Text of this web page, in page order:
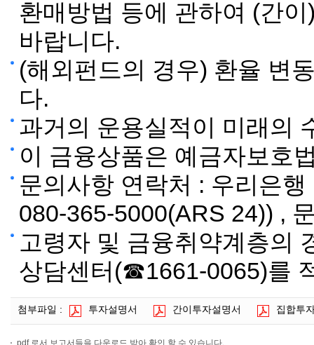
환매방법 등에 관하여 (간
바랍니다.
(해외펀드의 경우) 환율 변
다.
과거의 운용실적이 미래의
이 금융상품은 예금자보호
문의사항 연락처 : 우리은
080-365-5000(ARS 24)) ,
고령자 및 금융취약계층의
상담센터(☎1661-0065)를
첨부파일 : 투자설명서 간이투자설명서 집합투